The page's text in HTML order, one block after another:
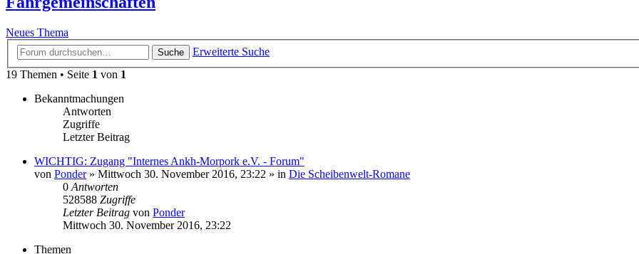
Neues Thema
Suche
Erweiterte Suche
19 Themen • Seite 1 von 1
Bekanntmachungen
Antworten
Zugriffe
Letzter Beitrag
WICHTIG: Zugang "Internes Ankh-Morpork e.V. - Forum"
von Ponder» Mittwoch 30. November 2016, 23:22 » in Die Scheibenwelt-Romane
0 Antworten
528588 Zugriffe
Letzter Beitrag von Ponder
Mittwoch 30. November 2016, 23:22
Themen